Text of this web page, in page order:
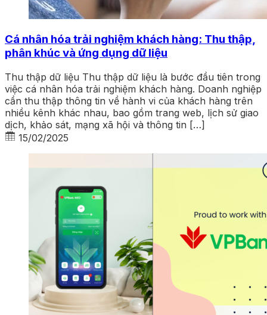
Cá nhân hóa trải nghiệm khách hàng: Thu thập,
phân khúc và ứng dụng dữ liệu
Thu thập dữ liệu Thu thập dữ liệu là bước đầu tiên trong
việc cá nhân hóa trải nghiệm khách hàng. Doanh nghiệp
cần thu thập thông tin về hành vi của khách hàng trên
nhiều kênh khác nhau, bao gồm trang web, lịch sử giao
dịch, khảo sát, mạng xã hội và thông tin […]
15/02/2025